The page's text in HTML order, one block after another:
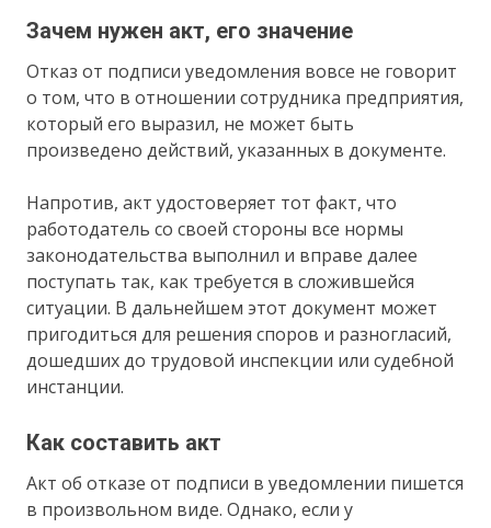
Зачем нужен акт, его значение
Отказ от подписи уведомления вовсе не говорит
о том, что в отношении сотрудника предприятия,
который его выразил, не может быть
произведено действий, указанных в документе.
Напротив, акт удостоверяет тот факт, что
работодатель со своей стороны все нормы
законодательства выполнил и вправе далее
поступать так, как требуется в сложившейся
ситуации. В дальнейшем этот документ может
пригодиться для решения споров и разногласий,
дошедших до трудовой инспекции или судебной
инстанции.
Как составить акт
Акт об отказе от подписи в уведомлении пишется
в произвольном виде. Однако, если у